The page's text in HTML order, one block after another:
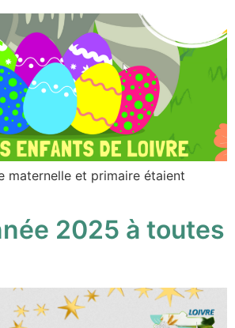
maternelle et primaire étaient
2025 à toutes